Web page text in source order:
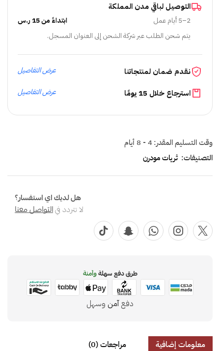
التوصيل لباقي مدن المملكة
2–5 أيام عمل
ابتداءً من 15 ر.س
يتم شحن الطلب عبر شركة الشحن إلى العنوان المسجل.
نقدم ضمان لمنتجاتنا عرض التفاصيل
استرجاع خلال 15 يومًا عرض التفاصيل
وقت التسليم المقدر:4 - 8 أيام
التصنيفات: ثريات مودرن
هل لديك اي استفسار؟
لا تتردد فيالتواصل معنا
طرق دفع سهلةوآمنة
دفعآمن وسهل
معلومات إضافية مراجعات (0)